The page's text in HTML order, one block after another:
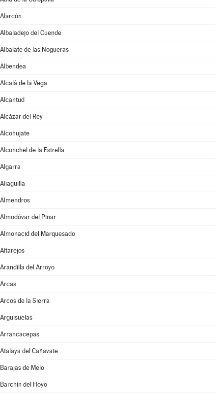
Alarcón
Albaladejo del Cuende
Albalate de las Nogueras
Albendea
Alcalá de la Vega
Alcantud
Alcázar del Rey
Alcohujate
Alconchel de la Estrella
Algarra
Aliaguilla
Almendros
Almodóvar del Pinar
Almonacid del Marquesado
Altarejos
Arandilla del Arroyo
Arcas
Arcos de la Sierra
Arguisuelas
Arrancacepas
Atalaya del Cañavate
Barajas de Melo
Barchín del Hoyo